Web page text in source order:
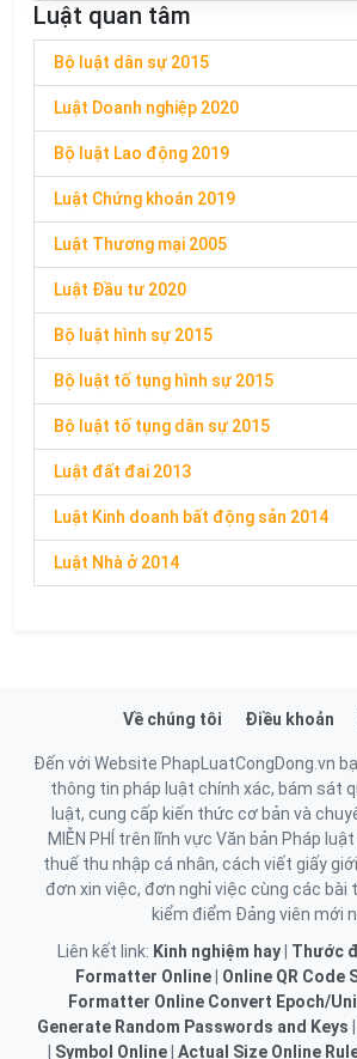
Luật quan tâm
Bộ luật dân sự 2015
Luật Doanh nghiệp 2020
Bộ luật Lao động 2019
Luật Chứng khoán 2019
Luật Thương mại 2005
Luật Đầu tư 2020
Bộ luật hình sự 2015
Bộ luật tố tụng hình sự 2015
Bộ luật tố tụng dân sự 2015
Luật đất đai 2013
Luật Kinh doanh bất động sản 2014
Luật Nhà ở 2014
Về chúng tôi Điều khoản
Đến với Website PhapLuatCongDong.vn
thông tin pháp luật chính xác, bám sát
luật, cung cấp kiến thức cơ bản và
MIỄN PHÍ trên lĩnh vực Văn bản Pháp
thuế thu nhập cá nhân, cách viết giấy
đơn xin việc, đơn nghỉ việc cùng các bài
kiểm điểm Đảng viên mới
Liên kết link: Kinh nghiệm hay Thước
Formatter Online| Online QR Code
Formatter Online Convert Epoch/
Generate Random Passwords and Keys
Symbol Online Actual Size Online